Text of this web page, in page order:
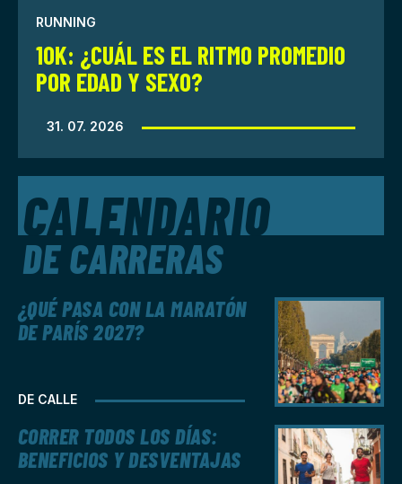
RUNNING
10K: ¿CUÁL ES EL RITMO PROMEDIO
POR EDAD Y SEXO?
31. 07. 2026
CALENDARIO
DE CARRERAS
DE CALLE
¿QUÉ PASA CON LA MARATÓN
DE PARÍS 2027?
CORRER TODOS LOS DÍAS:
BENEFICIOS Y DESVENTAJAS